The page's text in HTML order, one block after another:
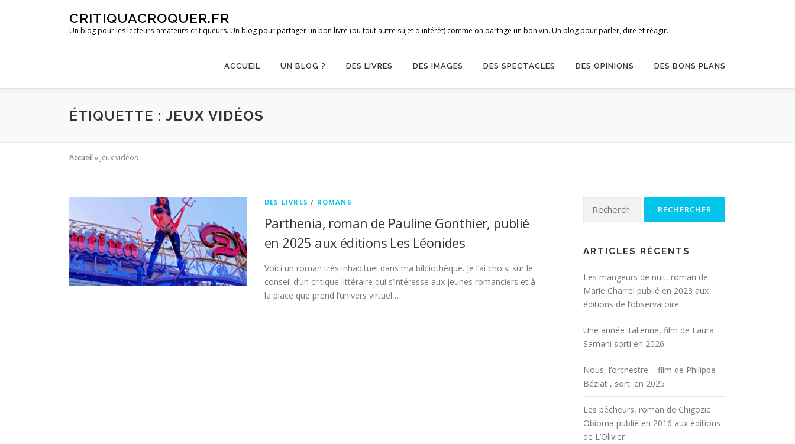
CRITIQUACROQUER.FR
Un blog pour les lecteurs-amateurs-critiqueurs. Un blog pour partager un bon livre (ou tout autre sujet d'intérêt) comme on partage un bon vin. Un blog pour parler, dire et réagir.
ACCUEIL UN BLOG ? DES LIVRES DES IMAGES DES SPECTACLES DES OPINIONS DES BONS PLANS
ÉTIQUETTE : JEUX VIDÉOS
Accueil » jeux vidéos
DES LIVRES / ROMANS
Parthenia, roman de Pauline Gonthier, publié
en 2025 aux éditions Les Léonides
Voici un roman très inhabituel dans ma bibliothèque. Je l’ai choisi sur le
conseil d’un critique littéraire qui s’intéresse aux jeunes romanciers et à
la place que prend l’univers virtuel …
ARTICLES RÉCENTS
Les mangeurs de nuit, roman de
Marie Charrel publié en 2023 aux
éditions de l’observatoire
Une année italienne, film de Laura
Samani sorti en 2026
Nous, l’orchestre – film de Philippe
Béziat , sorti en 2025
Les pêcheurs, roman de Chigozie
Obioma publié en 2016 aux éditions
de L’Olivier